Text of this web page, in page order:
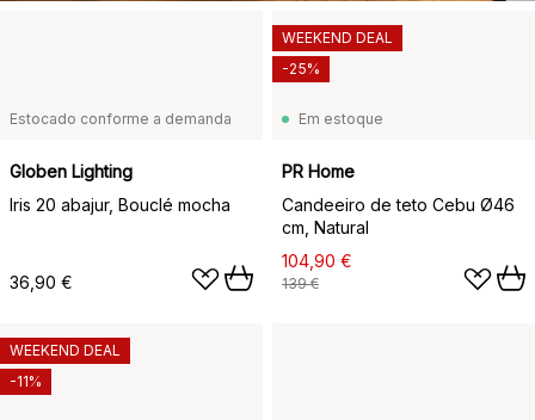
Estocado conforme a demanda
Globen Lighting
Iris 20 abajur, Bouclé mocha
36,90 €
Em estoque
PR Home
Candeeiro de teto Cebu Ø46
cm, Natural
104,90 €
139 €
WEEKEND DEAL
-25%
WEEKEND DEAL
-11%